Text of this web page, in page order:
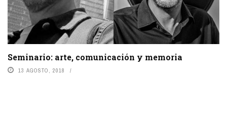
Seminario: arte, comunicación y memoria
13 AGOSTO, 2018